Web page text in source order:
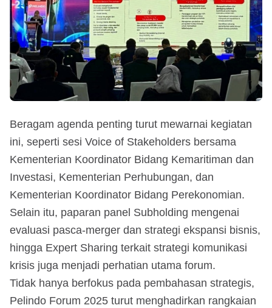
Beragam agenda penting turut mewarnai kegiatan
ini, seperti sesi Voice of Stakeholders bersama
Kementerian Koordinator Bidang Kemaritiman dan
Investasi, Kementerian Perhubungan, dan
Kementerian Koordinator Bidang Perekonomian.
Selain itu, paparan panel Subholding mengenai
evaluasi pasca-merger dan strategi ekspansi bisnis,
hingga Expert Sharing terkait strategi komunikasi
krisis juga menjadi perhatian utama forum.
Tidak hanya berfokus pada pembahasan strategis,
Pelindo Forum 2025 turut menghadirkan rangkaian